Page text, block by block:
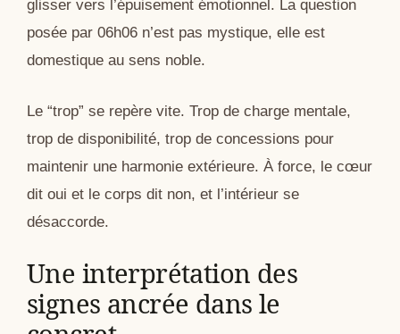
glisser vers l’épuisement émotionnel. La question
posée par 06h06 n’est pas mystique, elle est
domestique au sens noble.
Le “trop” se repère vite. Trop de charge mentale,
trop de disponibilité, trop de concessions pour
maintenir une harmonie extérieure. À force, le cœur
dit oui et le corps dit non, et l’intérieur se
désaccorde.
Une interprétation des
signes ancrée dans le